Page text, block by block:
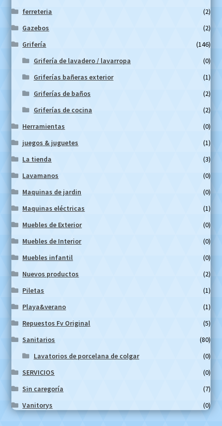
ferreteria
(2)
Gazebos
(2)
Grifería
(146)
Grifería de lavadero / lavarropa
(0)
Griferías bañeras exterior
(1)
Griferías de baños
(2)
Griferías de cocina
(2)
Herramientas
(0)
juegos & juguetes
(1)
La tienda
(3)
Lavamanos
(0)
Maquinas de jardin
(0)
Maquinas eléctricas
(1)
Muebles de Exterior
(0)
Muebles de Interior
(0)
Muebles infantil
(0)
Nuevos productos
(2)
Piletas
(1)
Playa&verano
(1)
Repuestos Fv Original
(5)
Sanitarios
(80)
Lavatorios de porcelana de colgar
(0)
SERVICIOS
(0)
Sin caregoría
(7)
Vanitorys
(0)